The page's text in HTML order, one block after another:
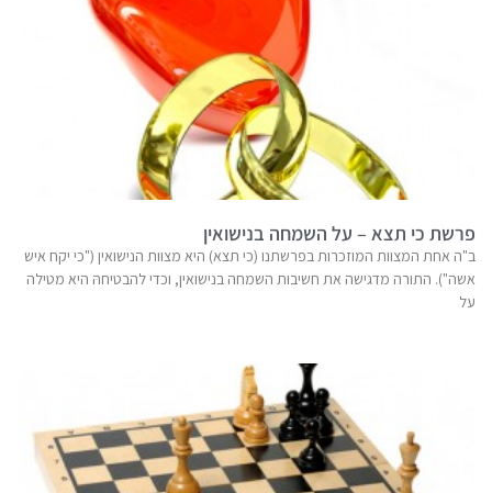
פרשת כי תצא – על השמחה בנישואין
ב"ה אחת המצוות המוזכרות בפרשתנו (כי תצא) היא מצוות הנישואין ("כי יקח איש
אשה"). התורה מדגישה את חשיבות השמחה בנישואין, וכדי להבטיחהּ היא מטילה
על